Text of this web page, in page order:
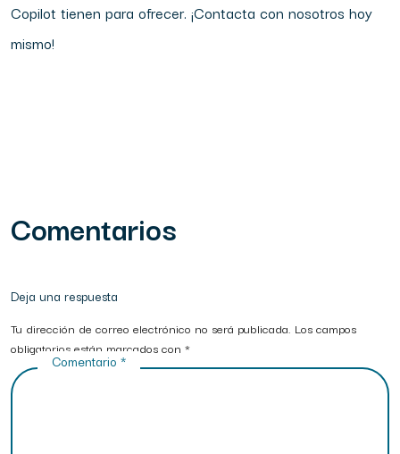
Copilot tienen para ofrecer. ¡Contacta con nosotros hoy
mismo!
Comentarios
Deja una respuesta
Tu dirección de correo electrónico no será publicada. Los campos
obligatorios están marcados con *
Comentario *